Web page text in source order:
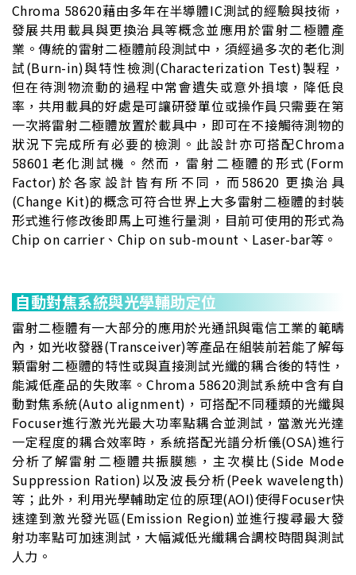
Chroma 58620藉由多年在半導體IC測試的經驗與技術，
發展共用載具與更換治具等概念並應用於雷射二極體產
業。傳統的雷射二極體前段測試中，須經過多次的老化測
試(Burn-in)與特性檢測(Characterization Test)製程，
但在待測物流動的過程中常會遺失或意外損壞，降低良
率，共用載具的好處是可讓研發單位或操作員只需要在第
一次將雷射二極體放置於載具中，即可在不接觸待測物的
狀況下完成所有必要的檢測。此設計亦可搭配Chroma
58601老化測試機。然而，雷射二極體的形式(Form
Factor)於各家設計皆有所不同，而58620 更換治具
(Change Kit)的概念可符合世界上大多雷射二極體的封裝
形式進行修改後即馬上可進行量測，目前可使用的形式為
Chip on carrier、Chip on sub-mount、Laser-bar等。
自動對焦系統與光學輔助定位
雷射二極體有一大部分的應用於光通訊與電信工業的範疇
內，如光收發器(Transceiver)等產品在組裝前若能了解每
顆雷射二極體的特性或與直接測試光纖的耦合後的特性，
能減低產品的失敗率。Chroma 58620測試系統中含有自
動對焦系統(Auto alignment)，可搭配不同種類的光纖與
Focuser進行激光光最大功率點耦合並測試，當激光光達
一定程度的耦合效率時，系統搭配光譜分析儀(OSA)進行
分析了解雷射二極體共振膜態，主次模比(Side Mode
Suppression Ration)以及波長分析(Peek wavelength)
等；此外，利用光學輔助定位的原理(AOI)使得Focuser快
速達到激光發光區(Emission Region)並進行搜尋最大發
射功率點可加速測試，大幅減低光纖耦合調校時間與測試
人力。